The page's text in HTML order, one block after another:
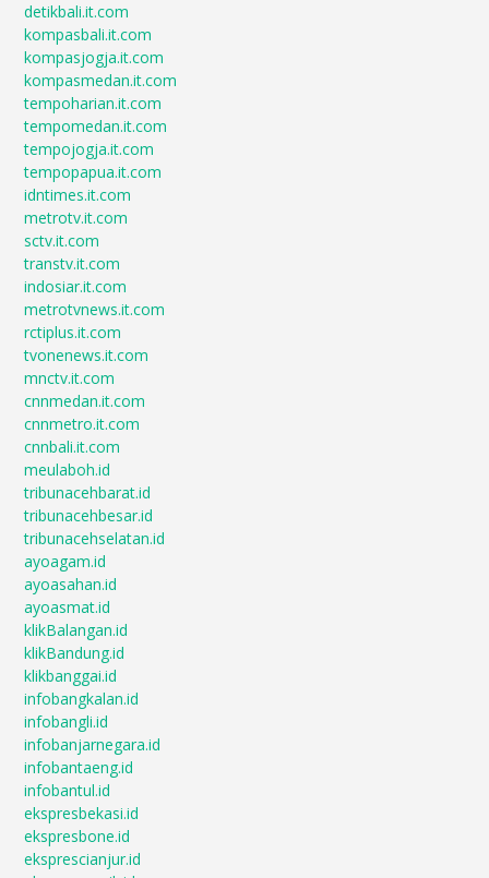
detikbali.it.com
kompasbali.it.com
kompasjogja.it.com
kompasmedan.it.com
tempoharian.it.com
tempomedan.it.com
tempojogja.it.com
tempopapua.it.com
idntimes.it.com
metrotv.it.com
sctv.it.com
transtv.it.com
indosiar.it.com
metrotvnews.it.com
rctiplus.it.com
tvonenews.it.com
mnctv.it.com
cnnmedan.it.com
cnnmetro.it.com
cnnbali.it.com
meulaboh.id
tribunacehbarat.id
tribunacehbesar.id
tribunacehselatan.id
ayoagam.id
ayoasahan.id
ayoasmat.id
klikBalangan.id
klikBandung.id
klikbanggai.id
infobangkalan.id
infobangli.id
infobanjarnegara.id
infobantaeng.id
infobantul.id
ekspresbekasi.id
ekspresbone.id
eksprescianjur.id